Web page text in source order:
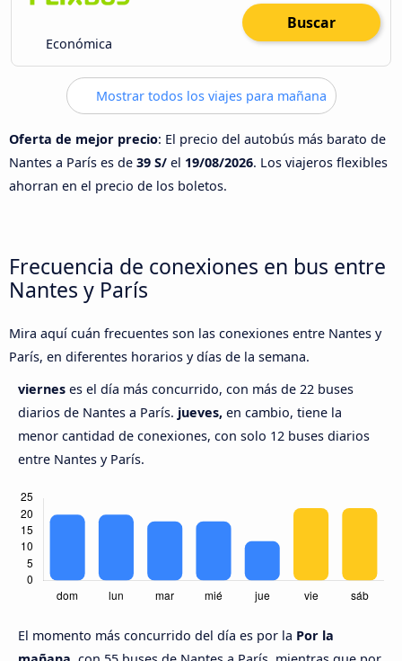
Económica
Buscar
Mostrar todos los viajes para mañana
Oferta de mejor precio: El precio del autobús más barato de
Nantes a París es de 39 S/ el 19/08/2026. Los viajeros flexibles
ahorran en el precio de los boletos.
Frecuencia de conexiones en bus entre
Nantes y París
Mira aquí cuán frecuentes son las conexiones entre Nantes y
París, en diferentes horarios y días de la semana.
viernes es el día más concurrido, con más de 22 buses
diarios de Nantes a París. jueves, en cambio, tiene la
menor cantidad de conexiones, con solo 12 buses diarios
entre Nantes y París.
El momento más concurrido del día es por la Por la